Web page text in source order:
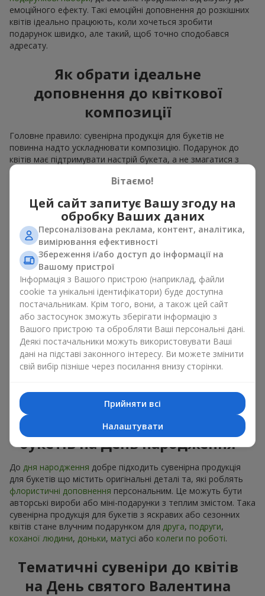
емоційного ефекту. Такі емоційні доповнення до розкішних
квітів ідеально працюють, коли хочеться зробити
подарунок швидко, але такий, щоб точно сподобався
адресату.
Як обрати ідеальне
доповнення до квіткової
композиції
Головне правило: сувенірна продукція для букетів не
повинна надто ускладнювати композицію. Подарунок до
квітів має підтримувати настрій букета, а не змагатися з
ним. Для ніжних композицій підійде сувенірна продукція для
букетів, як легкі символічні додатки та легкі елементи
Для яскравих є сенс використати більш сміливі додаткові
акценти, як вишуканіцукеркичи дорогі сувеніри.
Сувенірна продукція для букетів повинна вибиратись,
враховуючи й привід, і людину, якій адресований подарунок.
Якщо сумніваєтесь, яка сувенірна продукція для букетів вам
потрібна — обирайте універсальні маленькі приємності,
широкий вибір яких знайдеться у нашому каталозі.
Сувеніри до букетів на різні свята
Свято задає настрій, а сувенірна продукція для букетів його
підкреслює. Саме тому сувеніри для квітів часто обирають з
урахуванням дати та події. В нашому асортименті
знайдеться сувенірна продукція для букетів, що підійде до
бюджет.
Сувенірна продукція до
букетів на День народження
До дня народження добре підходить сувенірна продукція
для букетів що містить оригінальні деталі та, які роблять
флористичні доповнення персональним. Це можуть бути
авторські вироби або міні-подарунки з теплим змістом. Така
сувенірна продукція для букетів з яскравих або сезонних
квітів стане влучним подарунком для друга, подруги,
коханої людини, доньки, матусі або колеги по роботі.
Тематичні сувеніри до квітів
на День святого Валентина
Вітаємо!
Цей сайт запитує Вашу згоду на
обробку Ваших даних
Персоналізована реклама, контент, аналітика,
вимірювання ефективності
Збереження і/або доступ до інформації на
Вашому пристрої
Інформація з Вашого пристрою (наприклад, файли
cookie та унікальні ідентифікатори) буде доступна
постачальникам. Крім того, вони, а також цей сайт
або застосунок зможуть зберігати інформацію з
Вашого пристрою та обробляти Ваші персональні дані.
Деякі постачальники можуть використовувати Ваші
дані на підставі законного інтересу. Ви можете змінити
свій вибір пізніше через посилання внизу сторінки.
Прийняти всі
Налаштувати